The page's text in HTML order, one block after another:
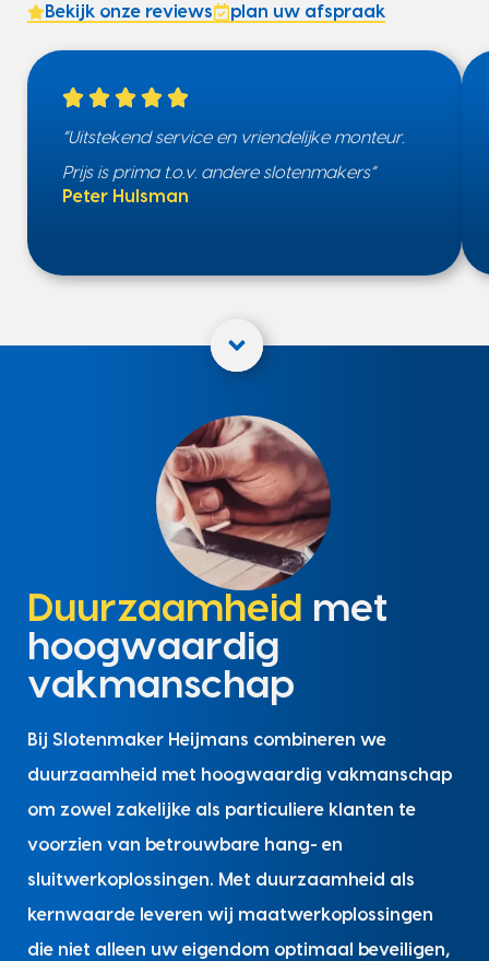
Bekijk onze reviews
plan uw afspraak
“Uitstekend service en vriendelijke monteur.
Prijs is prima t.o.v. andere slotenmakers”
Peter Hulsman
Duurzaamheid met
hoogwaardig
vakmanschap
Bij Slotenmaker Heijmans combineren we
duurzaamheid met hoogwaardig vakmanschap
om zowel zakelijke als particuliere klanten te
voorzien van betrouwbare hang- en
sluitwerkoplossingen. Met duurzaamheid als
kernwaarde leveren wij maatwerkoplossingen
die niet alleen uw eigendom optimaal beveiligen,